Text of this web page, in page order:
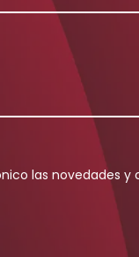
las novedades